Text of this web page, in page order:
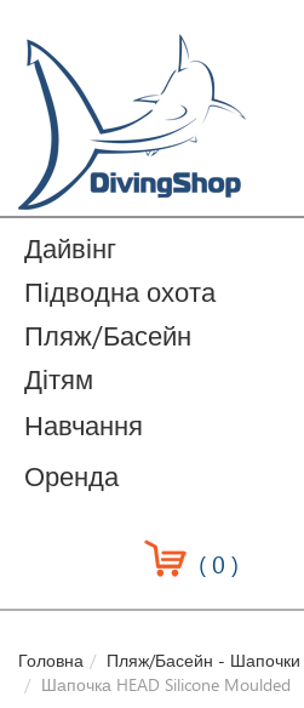
Дайвінг
Підводна охота
Пляж/Басейн
Дітям
Навчання
Оренда
(0 )
Головна
Пляж/Басейн - Шапочки
Шапочка HEAD Silicone Moulded